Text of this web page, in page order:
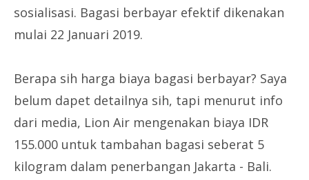
sosialisasi. Bagasi berbayar efektif dikenakan
mulai 22 Januari 2019.
Berapa sih harga biaya bagasi berbayar? Saya
belum dapet detailnya sih, tapi menurut info
dari media, Lion Air mengenakan biaya IDR
155.000 untuk tambahan bagasi seberat 5
kilogram dalam penerbangan Jakarta - Bali.